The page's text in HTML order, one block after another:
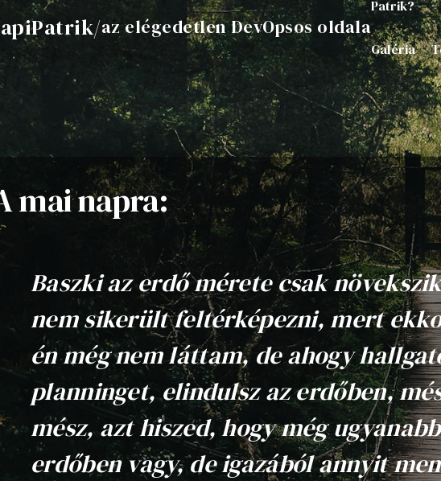
/az elégedetlen DevOpsos oldala
Patrik?
Galéria
mai napra:
Baszki az erdő mérete csak
nem sikerült feltérképezni, mert
én még nem láttam, de ahogy
planninget, elindulsz az erdőben,
mész, azt hiszed, hogy még
erdőben vagy, de igazából annyit